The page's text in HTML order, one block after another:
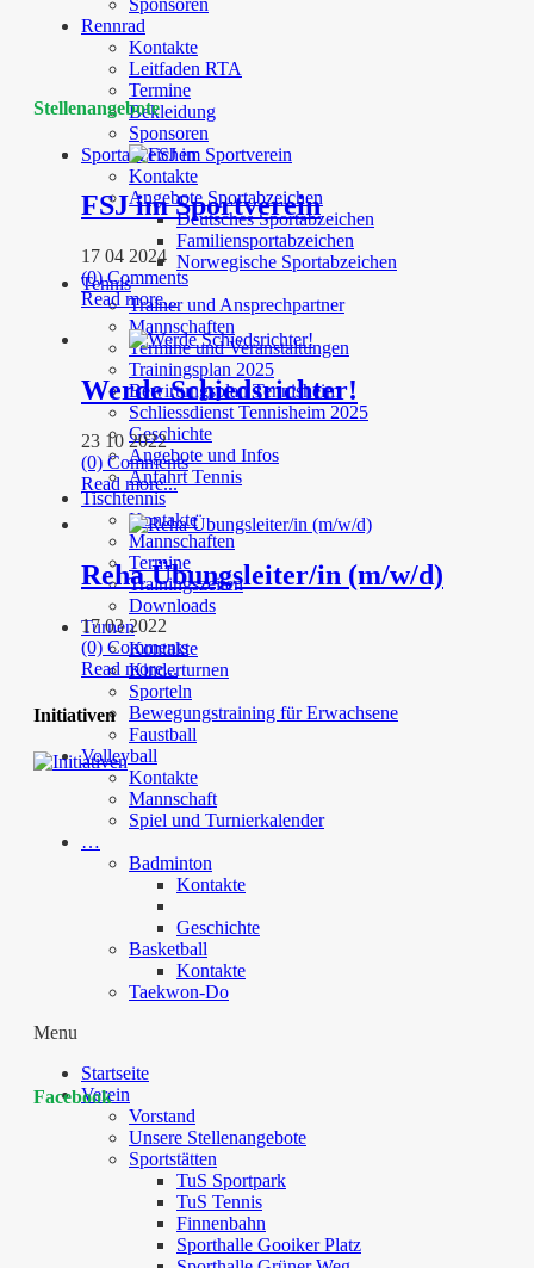
Sponsoren
Rennrad
Kontakte
Leitfaden RTA
Termine
Bekleidung
Sponsoren
Sportabzeichen
Kontakte
Angebote Sportabzeichen
Deutsches Sportabzeichen
Familiensportabzeichen
Norwegische Sportabzeichen
Tennis
Trainer und Ansprechpartner
Mannschaften
Termine und Veranstaltungen
Trainingsplan 2025
Bewirtungsplan Tennisheim
Schliessdienst Tennisheim 2025
Geschichte
Angebote und Infos
Anfahrt Tennis
Tischtennis
Kontakte
Mannschaften
Termine
Trainingszeiten
Downloads
Turnen
Kontakte
Kinderturnen
Sporteln
Bewegungstraining für Erwachsene
Faustball
Volleyball
Kontakte
Mannschaft
Spiel und Turnierkalender
…
Badminton
Kontakte
Geschichte
Basketball
Kontakte
Taekwon-Do
Menu
Startseite
Verein
Vorstand
Unsere Stellenangebote
Sportstätten
TuS Sportpark
TuS Tennis
Finnenbahn
Sporthalle Gooiker Platz
Stellenangebote
FSJ im Sportverein
17 04 2024
(0) Comments
Read more...
Werde Schiedsrichter!
23 10 2022
(0) Comments
Read more...
Reha Übungsleiter/in (m/w/d)
17 03 2022
(0) Comments
Read more...
Initiativen
Facebook